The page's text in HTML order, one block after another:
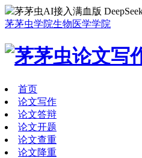
茅茅虫AI接入满血版
茅茅虫学院生物医学学院
首页
论文写作
论文答辩
论文开题
论文查重
论文降重